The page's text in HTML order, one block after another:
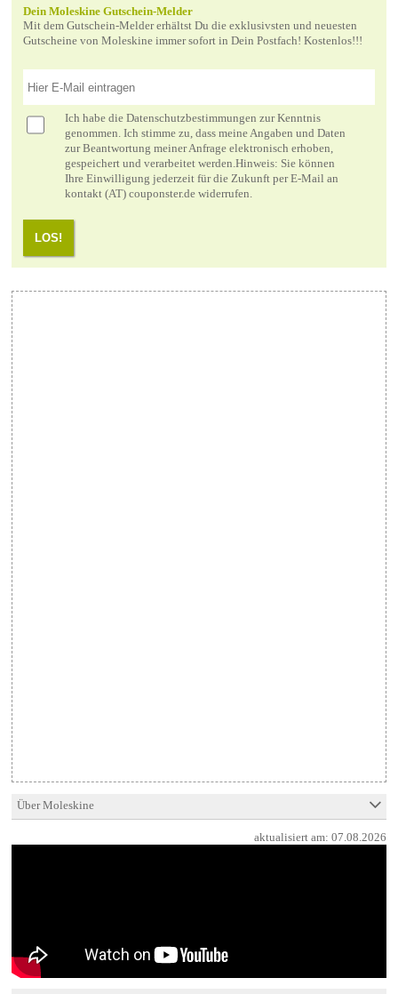
Dein Moleskine Gutschein-Melder
Mit dem Gutschein-Melder erhältst Du die exklusivsten und neuesten
Gutscheine von Moleskine immer sofort in Dein Postfach! Kostenlos!!!
Ich habe die Datenschutzbestimmungen zur Kenntnis
genommen. Ich stimme zu, dass meine Angaben und Daten
zur Beantwortung meiner Anfrage elektronisch erhoben,
gespeichert und verarbeitet werden.Hinweis: Sie können
Ihre Einwilligung jederzeit für die Zukunft per E-Mail an
kontakt (AT) couponster.de widerrufen.
LOS!
Über Moleskine
aktualisiert am:07.08.2026